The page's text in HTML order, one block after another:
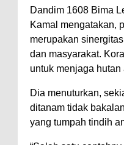
Dandim 1608 Bima
Kamal mengatakan,
merupakan
dan masyarakat.
untuk menjaga
Dia menuturkan,
ditanam tidak
yang tumpah tindih